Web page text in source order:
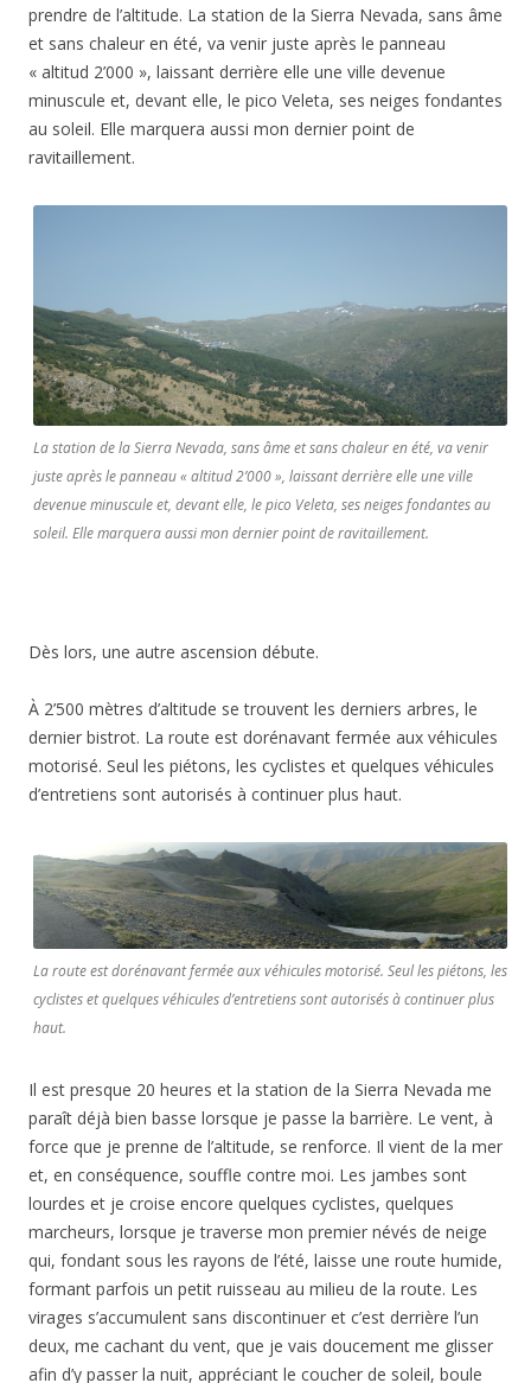
prendre de l’altitude. La station de la Sierra Nevada, sans âme
et sans chaleur en été, va venir juste après le panneau
« altitud 2’000 », laissant derrière elle une ville devenue
minuscule et, devant elle, le pico Veleta, ses neiges fondantes
au soleil. Elle marquera aussi mon dernier point de
ravitaillement.
La station de la Sierra Nevada, sans âme et sans chaleur en été, va venir
juste après le panneau « altitud 2’000 », laissant derrière elle une ville
devenue minuscule et, devant elle, le pico Veleta, ses neiges fondantes au
soleil. Elle marquera aussi mon dernier point de ravitaillement.
Dès lors, une autre ascension débute.
À 2’500 mètres d’altitude se trouvent les derniers arbres, le
dernier bistrot. La route est dorénavant fermée aux véhicules
motorisé. Seul les piétons, les cyclistes et quelques véhicules
d’entretiens sont autorisés à continuer plus haut.
La route est dorénavant fermée aux véhicules motorisé. Seul les piétons, les
cyclistes et quelques véhicules d’entretiens sont autorisés à continuer plus
haut.
Il est presque 20 heures et la station de la Sierra Nevada me
paraît déjà bien basse lorsque je passe la barrière. Le vent, à
force que je prenne de l’altitude, se renforce. Il vient de la mer
et, en conséquence, souffle contre moi. Les jambes sont
lourdes et je croise encore quelques cyclistes, quelques
marcheurs, lorsque je traverse mon premier névés de neige
qui, fondant sous les rayons de l’été, laisse une route humide,
formant parfois un petit ruisseau au milieu de la route. Les
virages s’accumulent sans discontinuer et c’est derrière l’un
deux, me cachant du vent, que je vais doucement me glisser
afin d’y passer la nuit, appréciant le coucher de soleil, boule